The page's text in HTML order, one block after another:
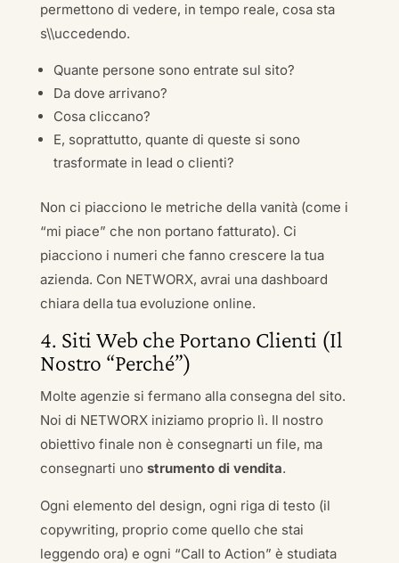
permettono di vedere, in tempo reale, cosa sta
s\\uccedendo.
Quante persone sono entrate sul sito?
Da dove arrivano?
Cosa cliccano?
E, soprattutto, quante di queste si sono
trasformate in lead o clienti?
Non ci piacciono le metriche della vanità (come i
“mi piace” che non portano fatturato). Ci
piacciono i numeri che fanno crescere la tua
azienda. Con NETWORX, avrai una dashboard
chiara della tua evoluzione online.
4. Siti Web che Portano Clienti (Il
Nostro “Perché”)
Molte agenzie si fermano alla consegna del sito.
Noi di NETWORX iniziamo proprio lì. Il nostro
obiettivo finale non è consegnarti un file, ma
consegnarti uno strumento di vendita.
Ogni elemento del design, ogni riga di testo (il
copywriting, proprio come quello che stai
leggendo ora) e ogni “Call to Action” è studiata